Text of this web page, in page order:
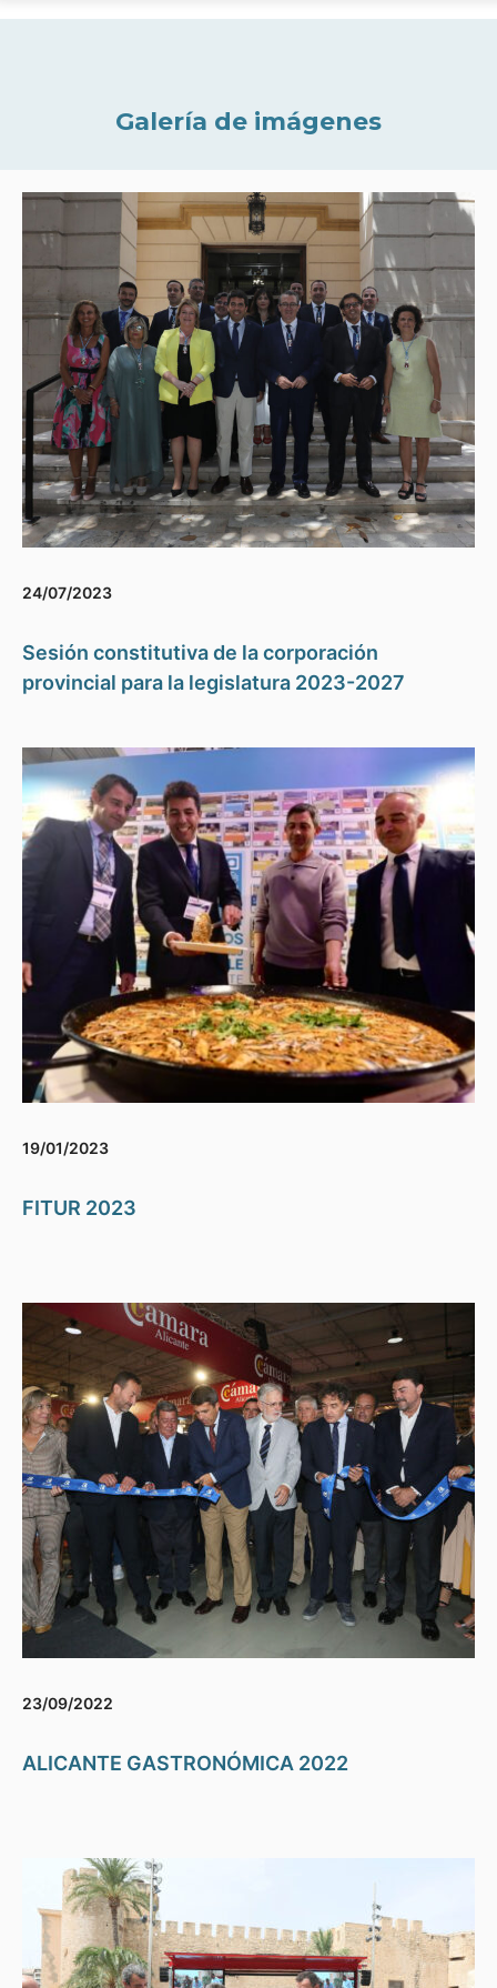
Galería de imágenes
24/07/2023
Sesión constitutiva de la corporación
provincial para la legislatura 2023-2027
19/01/2023
FITUR 2023
23/09/2022
ALICANTE GASTRONÓMICA 2022